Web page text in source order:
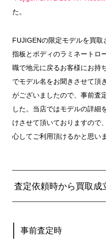
た。
FUJIGENの限定モデルを買
指板とボディのラミネートロ
職で地元に戻るお客様にお持
でモデル名をお聞きさせて頂
がございましたので、事前査
した。当店ではモデルの詳細
けさせて頂いておりますの
心してご利用頂けるかと思いま
査定依頼時から買取成
事前査定時